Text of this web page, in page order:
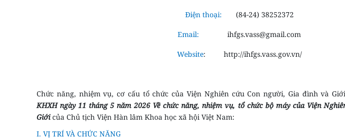
Điện thoại: (84-24) 38252372
Email: ihfgs.vass@gmail.com
Website: http://ihfgs.vass.gov.vn/
Chức năng, nhiệm vụ, cơ cấu tổ chức của Viện Nghiên cứu Con người, Gia đình và
KHXH ngày 11 tháng 5 năm 2026 Về chức năng, nhiệm vụ, tổ chức bộ máy của Viện
Giới của Chủ tịch Viện Hàn lâm Khoa học xã hội Việt Nam:
I. VỊ TRÍ VÀ CHỨC NĂNG